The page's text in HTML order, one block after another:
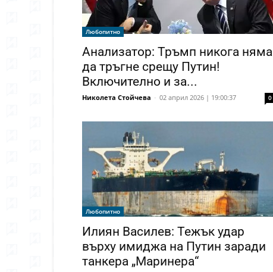
Любопитно
Анализатор: Тръмп никога няма
да тръгне срещу Путин!
Включително и за...
Николета Стойчева - 02 април 2026 | 19:00:37 0
Любопитно
Илиян Василев: Тежък удар
върху имиджа на Путин заради
танкера „Маринера“